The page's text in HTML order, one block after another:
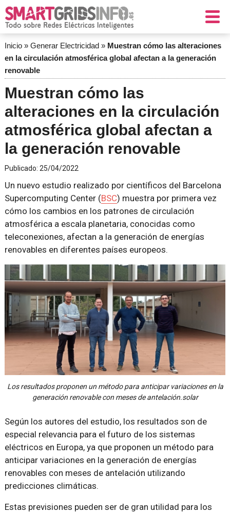
Inicio» Generar Electricidad» Muestran cómo las alteraciones
en la circulación atmosférica global afectan a la generación
renovable
Muestran cómo las
alteraciones en la circulación
atmosférica global afectan a
la generación renovable
Publicado: 25/04/2022
Un nuevo estudio realizado por científicos del Barcelona
Supercomputing Center (BSC) muestra por primera vez
cómo los cambios en los patrones de circulación
atmosférica a escala planetaria, conocidas como
teleconexiones, afectan a la generación de energías
renovables en diferentes países europeos.
Los resultados proponen un método para anticipar variaciones en la
generación renovable con meses de antelación.solar
Según los autores del estudio, los resultados son de
especial relevancia para el futuro de los sistemas
eléctricos en Europa, ya que proponen un método para
anticipar variaciones en la generación de energías
renovables con meses de antelación utilizando
predicciones climáticas.
Estas previsiones pueden ser de gran utilidad para los